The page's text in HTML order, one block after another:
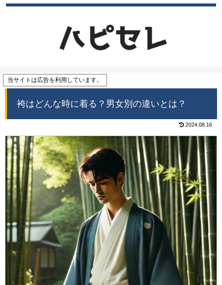
当サイトは広告を利用しています。
袴はどんな時に着る？男女別の違いとは？
2024.08.16